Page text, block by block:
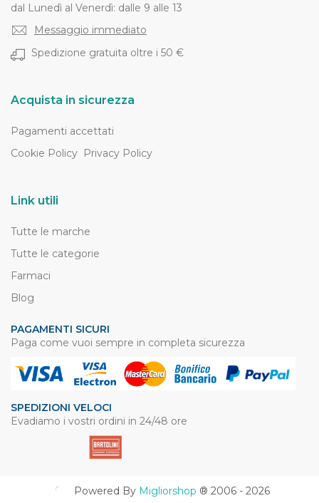
dal Lunedì al Venerdì: dalle 9 alle 13
Messaggio immediato
Spedizione gratuita oltre i 50 €
Acquista in sicurezza
Pagamenti accettati
Cookie Policy Privacy Policy
Link utili
Tutte le marche
Tutte le categorie
Farmaci
Blog
PAGAMENTI SICURI
Paga come vuoi sempre in completa sicurezza
SPEDIZIONI VELOCI
Evadiamo i vostri ordini in 24/48 ore
Powered By Migliorshop ® 2006 - 2026